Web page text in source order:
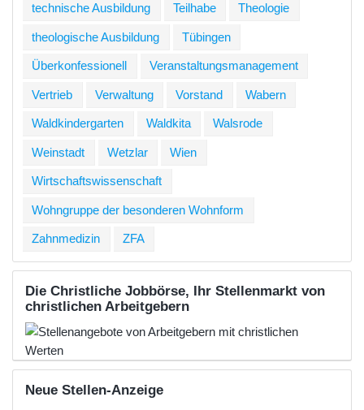
technische Ausbildung Teilhabe Theologie
theologische Ausbildung Tübingen
Überkonfessionell Veranstaltungsmanagement
Vertrieb Verwaltung Vorstand Wabern
Waldkindergarten Waldkita Walsrode
Weinstadt Wetzlar Wien
Wirtschaftswissenschaft
Wohngruppe der besonderen Wohnform
Zahnmedizin ZFA
Die Christliche Jobbörse, Ihr Stellenmarkt von
christlichen Arbeitgebern
Neue Stellen-Anzeige